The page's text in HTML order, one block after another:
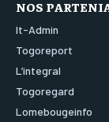
NOS
It-Admin
Togoreport
L’integral
Togoregard
Lomebougeinfo